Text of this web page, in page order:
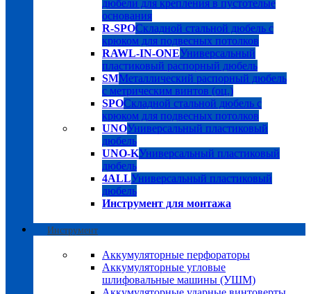
дюбели для крепления в пустотелые
основания
R-SPOСкладной стальной дюбель с
крюком для подвесных потолков
RAWL-IN-ONEУниверсальный
пластиковый распорный дюбель
SMМеталлический распорный дюбель
с метрическим винтов (оц.)
SPOСкладной стальной дюбель с
крюком для подвесных потолков
UNOУниверсальный пластиковый
дюбель
UNO-KУниверсальный пластиковый
дюбель
4ALLУниверсальный пластиковый
дюбель
Инструмент для монтажа
Инструмент
Аккумуляторные перфораторы
Аккумуляторные угловые
шлифовальные машины (УШМ)